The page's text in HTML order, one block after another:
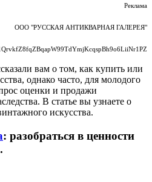
Реклама
ООО "РУССКАЯ АНТИКВАРНАЯ ГАЛЕРЕЯ"
вам о том, как купить или
однако часто, для молодого
оценки и продажи
В статье вы узнаете о
искусства.
: разобраться в ценности